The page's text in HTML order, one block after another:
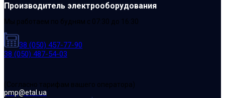
Производитель электрооборудования
Мы работаем по будням с 07:30 до 16:30
38 (050) 457-77-90
38 (050) 487-54-03
(Cогласно тарифам вашего оператора)
pmp@etal.ua